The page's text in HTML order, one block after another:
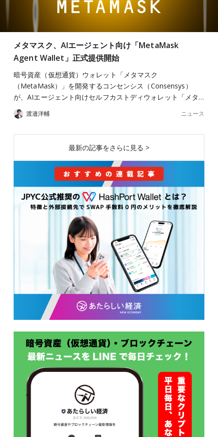
メタマスク、AIエージェント向け「MetaMask
Agent Wallet」正式提供開始
暗号資産（仮想通貨）ウォレット「メタマスク
（MetaMask）」を開発するコンセンシス（Consensys）
が、AIエージェント向けセルフカストディウォレット「メタ…
渡邉洋輔 ニュース
最新の記事をさらに見る >